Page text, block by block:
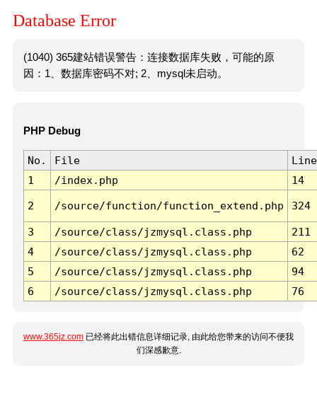
Database Error
(1040) 365建站错误警告：连接数据库失败，可能的原
因：1、数据库密码不对; 2、mysql未启动。
PHP Debug
No. File
Line
1
/index.php 14
2 /source/function/function_extend.php 324
3 /source/class/jzmysql.class.php
211
4
/source/class/jzmysql.class.php
62
5
/source/class/jzmysql.class.php
94
6
/source/class/jzmysql.class.php 76
www.365jz.com 已经将此出错信息详细记录, 由此给您带来的访问不便我
们深感歉意.